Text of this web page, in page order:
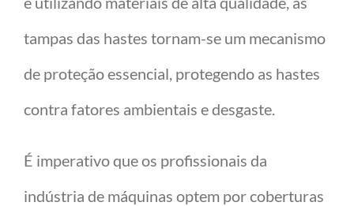
tampas das hastes tornam-se um mecanismo
de proteção essencial, protegendo as hastes
contra fatores ambientais e desgaste.
É imperativo que os profissionais da
indústria de máquinas optem por coberturas